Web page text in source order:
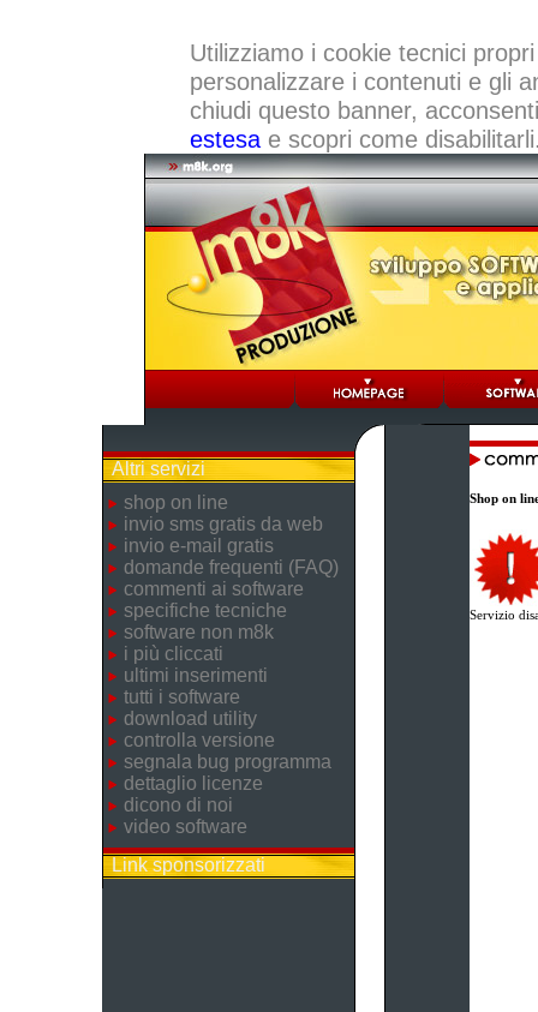
Utilizziamo i cookie tecnici
personalizzare i contenuti e gli
chiudi questo banner,
estesae scopri come
Altri servizi
shop on line
invio sms gratis da web
invio e-mail gratis
domande frequenti (FAQ)
commenti ai software
specifiche tecniche
software non m8k
i più cliccati
ultimi inserimenti
tutti i software
download utility
controlla versione
segnala bug programma
dettaglio licenze
dicono di noi
video software
Link sponsorizzati
Shop on
Servizio